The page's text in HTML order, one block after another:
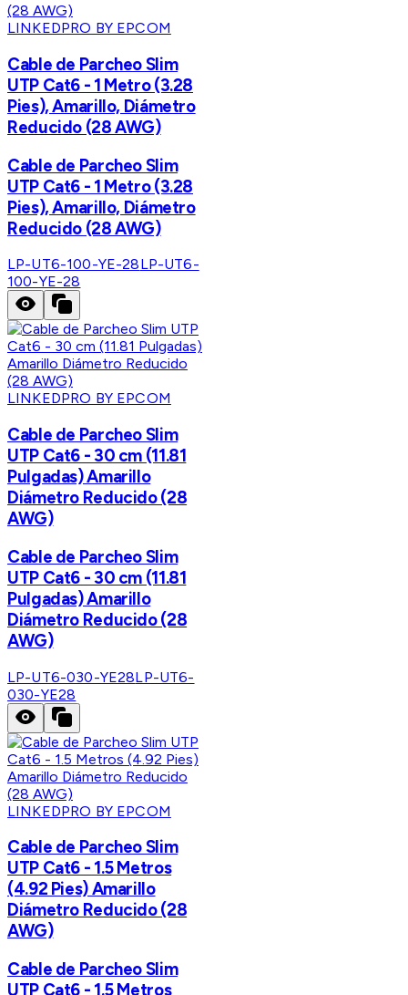
LINKEDPRO BY EPCOM
Cable de Parcheo Slim
UTP Cat6 - 1 Metro (3.28
Pies), Amarillo, Diámetro
Reducido (28 AWG)
Cable de Parcheo Slim
UTP Cat6 - 1 Metro (3.28
Pies), Amarillo, Diámetro
Reducido (28 AWG)
LP-UT6-100-YE-28LP-UT6-
100-YE-28
LINKEDPRO BY EPCOM
Cable de Parcheo Slim
UTP Cat6 - 30 cm (11.81
Pulgadas) Amarillo
Diámetro Reducido (28
AWG)
Cable de Parcheo Slim
UTP Cat6 - 30 cm (11.81
Pulgadas) Amarillo
Diámetro Reducido (28
AWG)
LP-UT6-030-YE28LP-UT6-
030-YE28
LINKEDPRO BY EPCOM
Cable de Parcheo Slim
UTP Cat6 - 1.5 Metros
(4.92 Pies) Amarillo
Diámetro Reducido (28
AWG)
Cable de Parcheo Slim
UTP Cat6 - 1.5 Metros